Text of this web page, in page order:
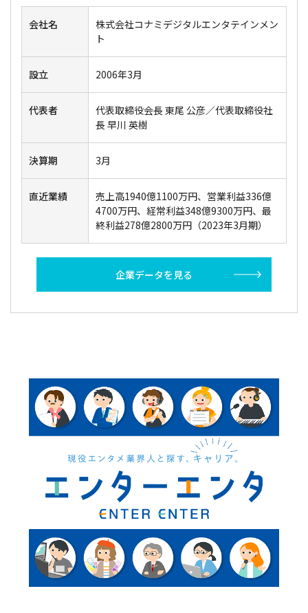
会社名
株式会社コナミデジタルエンタテインメン
ト
設立 2006年3月
代表者
代表取締役会長 東尾 公彦／代表取締役社
長 早川 英樹
決算期 3月
直近業績
売上高1940億1100万円、営業利益336億
4700万円、経常利益348億9300万円、最
終利益278億2800万円（2023年3月期）
企業データを見る